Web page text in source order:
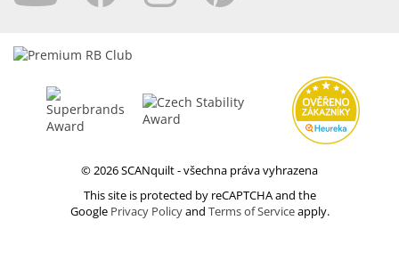
© 2026 SCANquilt - všechna práva vyhrazena
This site is protected by reCAPTCHA and the
Google Privacy Policyand Terms of Serviceapply.